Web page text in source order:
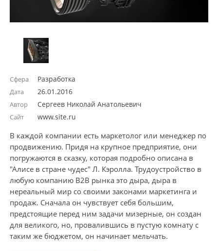
Сфера
Дата
Автор
Сайт
Разработка
26.01.2016
Сергеев Николай Анатольевич
www.site.ru
В каждой компании есть маркетолог или менеджер по
продвижению. Придя на крупное предприятие, они
погружаются в сказку, которая подробно описана в
"Алисе в стране чудес" Л. Кэролла. Трудоустройство в
любую компанию В2В рынка это дыра, дыра в
нереальный мир со своими законами маркетинга и
продаж. Сначала он чувствует себя большим,
предстоящие перед ним задачи мизерные, он создан
для великого, но, провалившись в пустую комнату с
таким же бюджетом, он начинает мельчать.